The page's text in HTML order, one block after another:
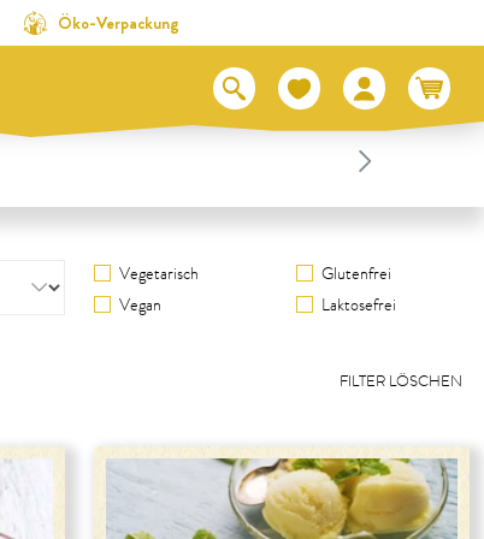
Öko-Verpackung
Vegetarisch
Vegan
Glutenfrei
Laktosefrei
FILTER LÖSCHEN